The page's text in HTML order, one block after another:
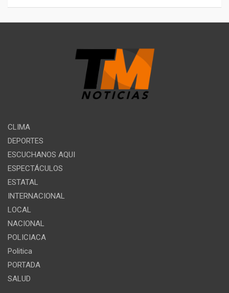
CLIMA
DEPORTES
ESCUCHANOS AQUI
ESPECTÁCULOS
ESTATAL
INTERNACIONAL
LOCAL
NACIONAL
POLICIACA
Politica
PORTADA
SALUD